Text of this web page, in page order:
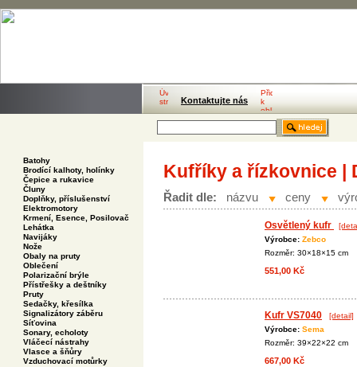
Kontaktujte nás
Batohy
Brodící kalhoty, holínky
Čepice a rukavice
Čluny
Doplňky, příslušenství
Elektromotory
Krmení, Esence, Posilovač
Lehátka
Navijáky
Nože
Obaly na pruty
Oblečení
Polarizační brýle
Přístřešky a deštníky
Pruty
Sedačky, křesílka
Signalizátory záběru
Síťovina
Sonary, echoloty
Vláčecí nástrahy
Vlasce a šňůry
Vzduchovací motůrky
Kufříky a řízkovnice |
Řadit dle: názvu ceny
Osvětlený kufr
Výrobce: Zebco
Rozměr: 30×18×15 cm
551,00 Kč
Kufr VS7040
[detail]
Výrobce: Sema
Rozměr: 39×22×22 cm
667,00 Kč